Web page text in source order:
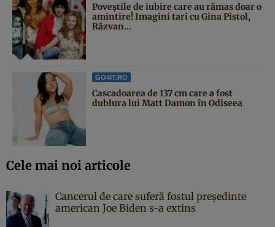
Poveştile de iubire care au rămas doar o
amintire! Imagini tari cu Gina Pistol,
Răzvan...
GO4IT.RO
Cascadoarea de 137 cm care a fost
dublura lui Matt Damon în Odiseea
Cele mai noi articole
Cancerul de care suferă fostul președinte
american Joe Biden s-a extins